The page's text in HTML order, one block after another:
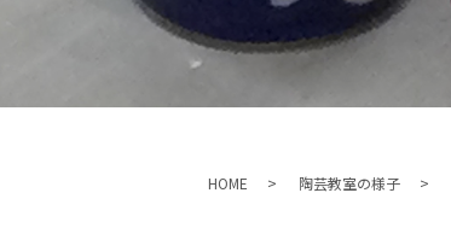
HOME 陶芸教室の様子